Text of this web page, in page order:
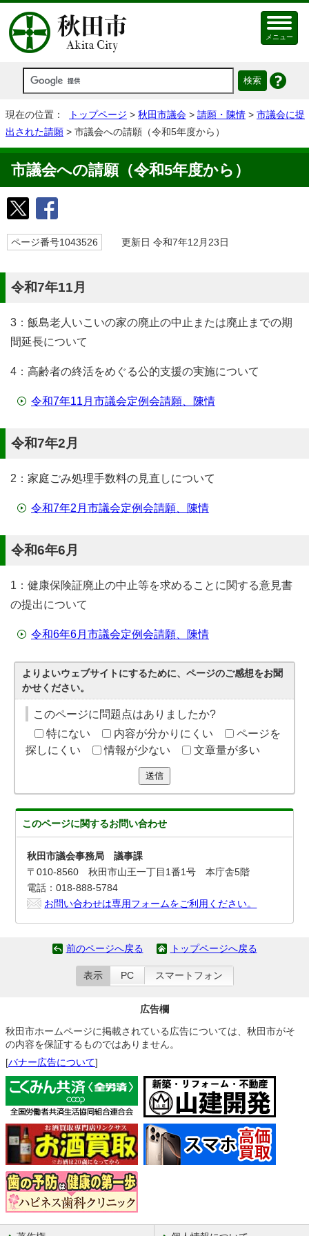
メニュー
現在の位置： トップページ > 秋田市議会 > 請願・陳情 > 市議会に提
出された請願 > 市議会への請願（令和5年度から）
市議会への請願（令和5年度から）
ページ番号1043526 更新日 令和7年12月23日
令和7年11月
3：飯島老人いこいの家の廃止の中止または廃止までの期
間延長について
4：高齢者の終活をめぐる公的支援の実施について
令和7年11月市議会定例会請願、陳情
令和7年2月
2：家庭ごみ処理手数料の見直しについて
令和7年2月市議会定例会請願、陳情
令和6年6月
1：健康保険証廃止の中止等を求めることに関する意見書
の提出について
令和6年6月市議会定例会請願、陳情
よりよいウェブサイトにするために、ページのご感想をお聞
かせください。
このページに問題点はありましたか?
特にない
内容が分かりにくい
ページを
探しにくい
情報が少ない 文章量が多い
送信
このページに関するお問い合わせ
秋田市議会事務局 議事課
〒010-8560 秋田市山王一丁目1番1号 本庁舎5階
電話：018-888-5784
お問い合わせは専用フォームをご利用ください。
前のページへ戻る トップページへ戻る
表示 PC スマートフォン
広告欄
秋田市ホームページに掲載されている広告については、秋田市がそ
の内容を保証するものではありません。
[バナー広告について]